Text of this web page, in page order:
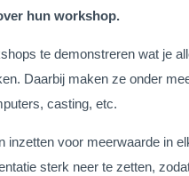
hun workshop.
te demonstreren wat je
Daarbij maken ze onder
casting, etc.
voor meerwaarde in
sterk neer te zetten,